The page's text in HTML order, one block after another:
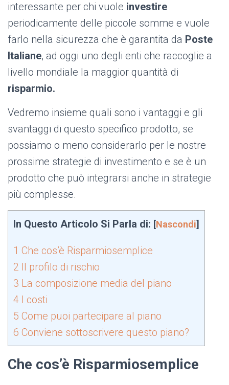
interessante per chi vuole investire
periodicamente delle piccole somme e vuole
farlo nella sicurezza che è garantita da Poste
Italiane, ad oggi uno degli enti che raccoglie a
livello mondiale la maggior quantità di
risparmio.
Vedremo insieme quali sono i vantaggi e gli
svantaggi di questo specifico prodotto, se
possiamo o meno considerarlo per le nostre
prossime strategie di investimento e se è un
prodotto che può integrarsi anche in strategie
più complesse.
In Questo Articolo Si Parla di: [Nascondi]
1 Che cos’è Risparmiosemplice
2 Il profilo di rischio
3 La composizione media del piano
4 I costi
5 Come puoi partecipare al piano
6 Conviene sottoscrivere questo piano?
Che cos’è Risparmiosemplice